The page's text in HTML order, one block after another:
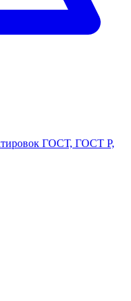
ГОСТ, ГОСТ Р,